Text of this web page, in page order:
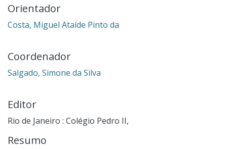
Orientador
Costa, Miguel Ataíde Pinto da
Coordenador
Salgado, Simone da Silva
Editor
Rio de Janeiro : Colégio Pedro II,
Resumo